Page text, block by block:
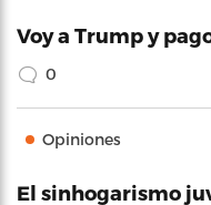
Voy a Trump y
0
Opiniones
El sinhogarismo